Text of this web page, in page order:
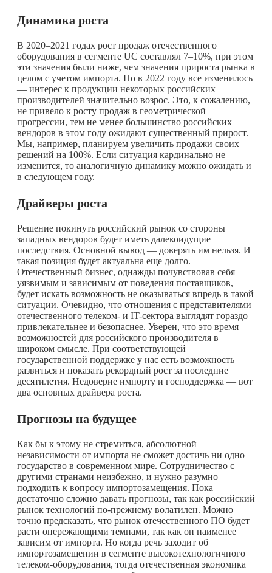
Динамика роста
В 2020–2021 годах рост продаж отечественного
оборудования в сегменте UC составлял 7–10%, при этом
эти значения были ниже, чем значения прироста рынка в
целом с учетом импорта. Но в 2022 году все изменилось
— интерес к продукции некоторых российских
производителей значительно возрос. Это, к сожалению,
не привело к росту продаж в геометрической
прогрессии, тем не менее большинство российских
вендоров в этом году ожидают существенный прирост.
Мы, например, планируем увеличить продажи своих
решений на 100%. Если ситуация кардинально не
изменится, то аналогичную динамику можно ожидать и
в следующем году.
Драйверы роста
Решение покинуть российский рынок со стороны
западных вендоров будет иметь далекоидущие
последствия. Основной вывод — доверять им нельзя. И
такая позиция будет актуальна еще долго.
Отечественный бизнес, однажды почувствовав себя
уязвимым и зависимым от поведения поставщиков,
будет искать возможность не оказываться впредь в такой
ситуации. Очевидно, что отношения с представителями
отечественного телеком- и IT-сектора выглядят гораздо
привлекательнее и безопаснее. Уверен, что это время
возможностей для российского производителя в
широком смысле. При соответствующей
государственной поддержке у нас есть возможность
развиться и показать рекордный рост за последние
десятилетия. Недоверие импорту и господдержка — вот
два основных драйвера роста.
Прогнозы на будущее
Как бы к этому не стремиться, абсолютной
независимости от импорта не сможет достичь ни одно
государство в современном мире. Сотрудничество с
другими странами неизбежно, и нужно разумно
подходить к вопросу импортозамещения. Пока
достаточно сложно давать прогнозы, так как российский
рынок технологий по-прежнему волатилен. Можно
точно предсказать, что рынок отечественного ПО будет
расти опережающими темпами, так как он наименее
зависим от импорта. Но когда речь заходит об
импортозамещении в сегменте высокотехнологичного
телеком-оборудования, тогда отечественная экономика